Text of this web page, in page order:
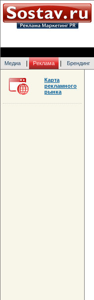
Медиа Реклама Брендинг
Карта
рекламного
рынка